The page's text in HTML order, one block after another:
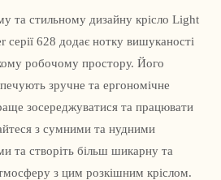
та стильному дизайну крісло Light
628 додає нотку вишуканості
робочому простору. Його
зручне та ергономічне
зосереджуватися та працювати
з сумними та нудними
та створіть більш шикарну та
з цим розкішним кріслом.